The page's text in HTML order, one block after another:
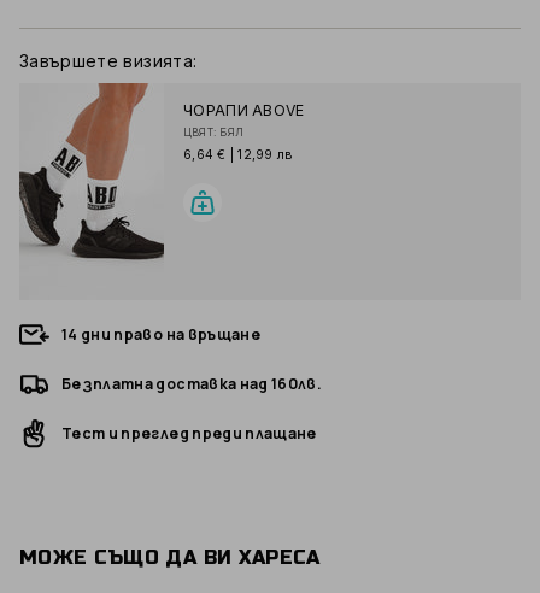
Завършете визията:
ЧОРАПИ ABOVE
ЦВЯТ: БЯЛ
6,64 € 12,99 лв
14 дни право на връщане
Безплатна доставка над 160лв.
Тест и преглед преди плащане
МОЖЕ СЪЩО ДА ВИ ХАРЕСА